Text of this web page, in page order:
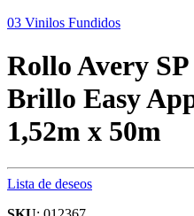
03 Vinilos Fundidos
Rollo Avery
Brillo Easy
1,52m x 50m
Lista de deseos